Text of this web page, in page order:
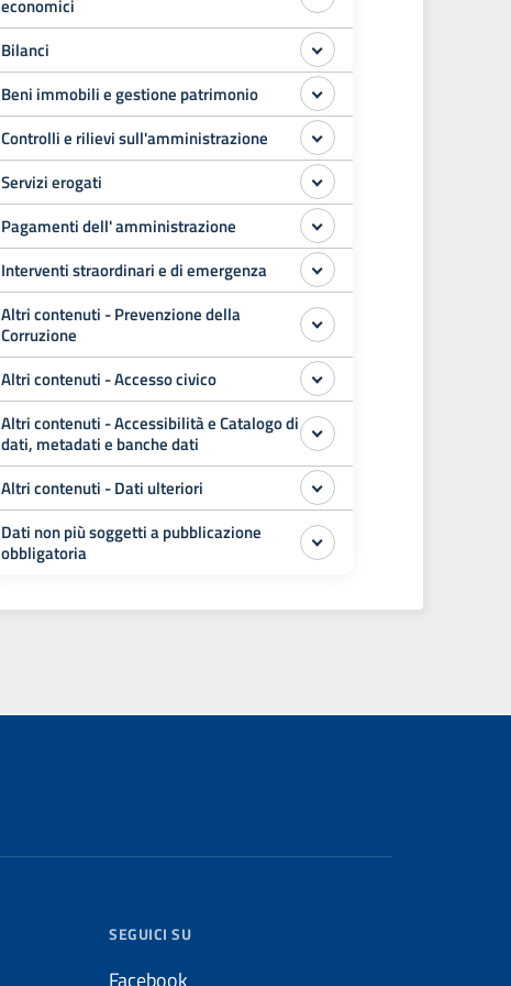
economici
Bilanci
Beni immobili e gestione patrimonio
Controlli e rilievi sull'amministrazione
Servizi erogati
Pagamenti dell' amministrazione
Interventi straordinari e di emergenza
Altri contenuti - Prevenzione della
Corruzione
Altri contenuti - Accesso civico
Altri contenuti - Accessibilità e Catalogo di
dati, metadati e banche dati
Altri contenuti - Dati ulteriori
Dati non più soggetti a pubblicazione
obbligatoria
SEGUICI SU
Facebook